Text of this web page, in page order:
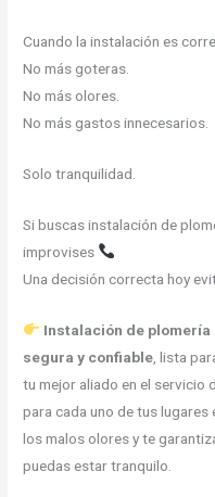
Cuando la instalación es
No más goteras.
No más olores.
No más gastos innecesarios.
Solo tranquilidad.
Si buscas instalación de
improvises
Una decisión correcta hoy
Instalación de plomería
segura y confiable , lista
tu mejor aliado en el servicio
para cada uno de tus lugares
los malos olores y te
puedas estar tranquilo.